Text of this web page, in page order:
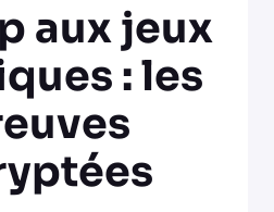
aux jeux
: les